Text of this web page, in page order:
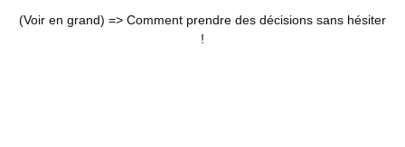
(Voir en grand) => Comment prendre des décisions sans hésiter
!